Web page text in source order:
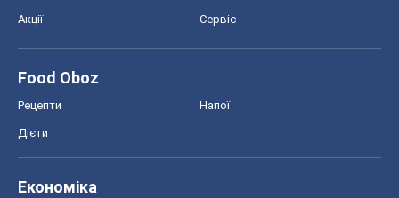
Акції Сервіс
Food Oboz
Рецепти Напої
Дієти
Економіка